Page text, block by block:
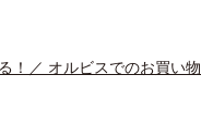
！／ オルビスでのお買い